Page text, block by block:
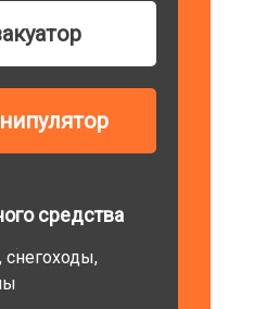
средства